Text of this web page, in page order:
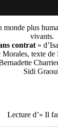
plus
vivants.
contrat »
Morales, texte
Sidi
Lecture d’« Il